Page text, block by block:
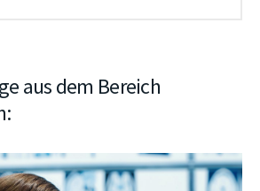
aus dem Bereich